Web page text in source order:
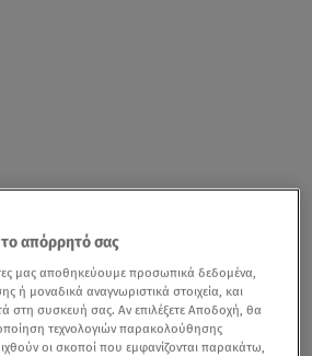
απόρρητό σας
μας αποθηκεύουμε προσωπικά δεδομένα,
ή μοναδικά αναγνωριστικά στοιχεία, και
στη συσκευή σας. Αν επιλέξετε Αποδοχή, θα
τεχνολογιών παρακολούθησης
οι σκοποί που εμφανίζονται παρακάτω,